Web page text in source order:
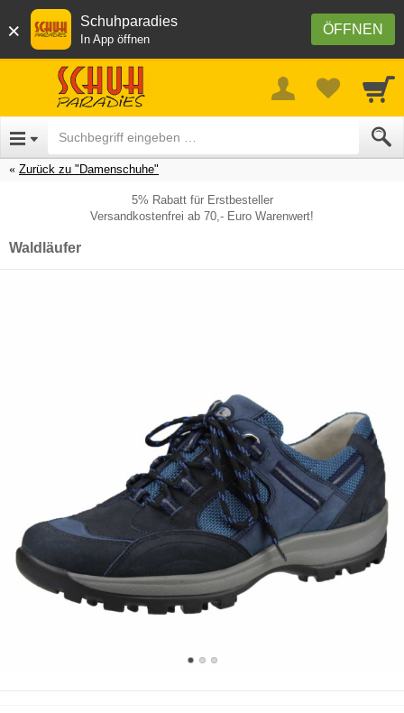
× ÖFFNEN
Schuhparadies
In App öffnen
Zurück zu "Damenschuhe"
5% Rabatt für Erstbesteller
Versandkostenfrei ab 70,- Euro Warenwert!
Waldläufer